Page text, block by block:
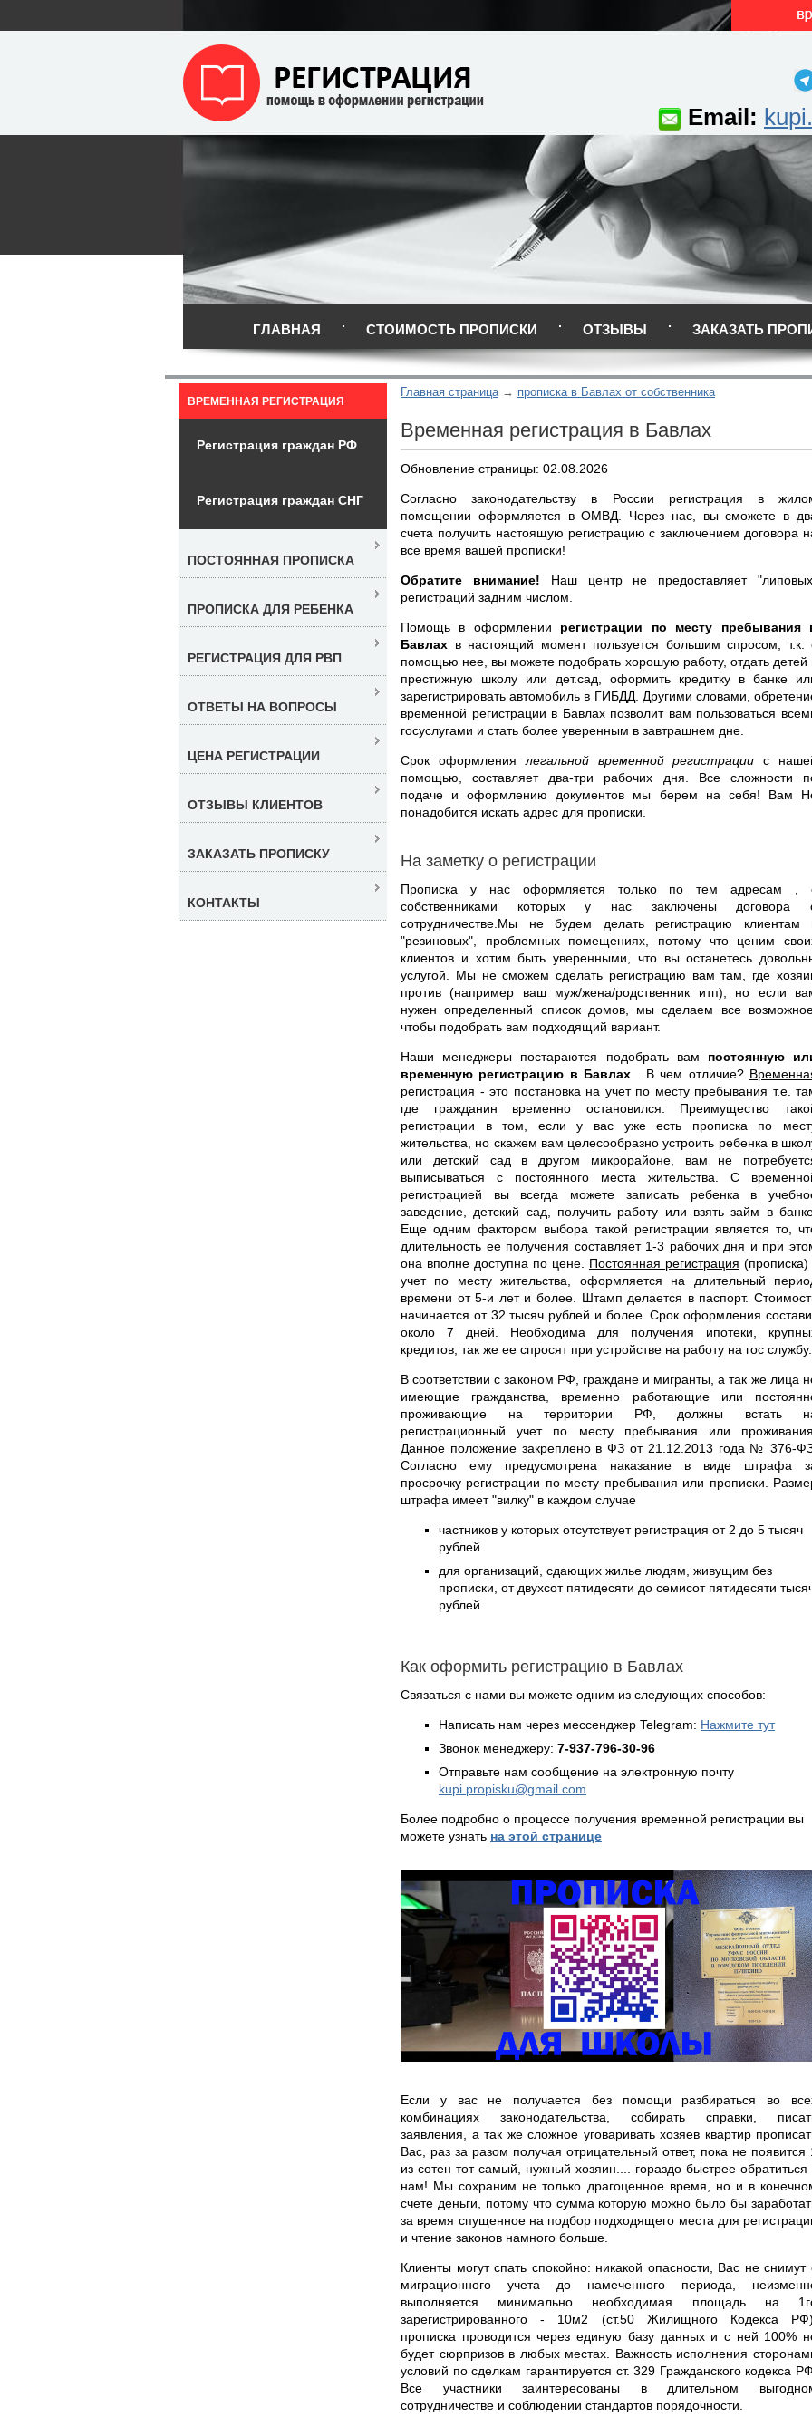
Email:
ГЛАВНАЯ СТОИМОСТЬ ПРОПИСКИ ОТЗЫВЫ ЗАКАЗАТЬ
Главная страница прописка в Бавлах от собственника
Временная регистрация в Бавлах
Обновление страницы: 02.08.2026
Согласно законодательству в России регистрация в
помещении оформляется в ОМВД. Через нас, вы сможете в
счета получить настоящую регистрацию с заключением договора
все время вашей прописки!
Обратите внимание! Наш центр не предоставляет
регистраций задним числом.
Помощь в оформлении регистрации по месту пребывания
Бавлах в настоящий момент пользуется большим спросом, т.к.
помощью нее, вы можете подобрать хорошую работу, отдать детей
престижную школу или дет.сад, оформить кредитку в банке
зарегистрировать автомобиль в ГИБДД. Другими словами,
временной регистрации в Бавлах позволит вам пользоваться
госуслугами и стать более уверенным в завтрашнем дне.
Срок оформления легальной временной регистрациис
помощью, составляет два-три рабочих дня. Все сложности
подаче и оформлению документов мы берем на себя! Вам
понадобится искать адрес для прописки.
На заметку о регистрации
Прописка у нас оформляется только по тем адресам ,
собственниками которых у нас заключены договора
сотрудничестве.Мы не будем делать регистрацию клиентам
"резиновых", проблемных помещениях, потому что ценим
клиентов и хотим быть уверенными, что вы останетесь
услугой. Мы не сможем сделать регистрацию вам там, где
против (например ваш муж/жена/родственник итп), но если
нужен определенный список домов, мы сделаем все
чтобы подобрать вам подходящий вариант.
Наши менеджеры постараются подобрать вам постоянную
временную регистрацию в Бавлах
. В чем отличие?
регистрация - это постановка на учет по месту пребывания т.е.
где гражданин временно остановился. Преимущество
регистрации в том, если у вас уже есть прописка по
жительства, но скажем вам целесообразно устроить ребенка в
или детский сад в другом микрорайоне, вам не
выписываться с постоянного места жительства. С
регистрацией вы всегда можете записать ребенка в
заведение, детский сад, получить работу или взять займ в
Еще одним фактором выбора такой регистрации является то,
длительность ее получения составляет 1-3 рабочих дня и при
она вполне доступна по цене. Постоянная регистрация (прописка)
учет по месту жительства, оформляется на длительный
времени от 5-и лет и более. Штамп делается в паспорт.
начинается от 32 тысяч рублей и более. Срок оформления
около 7 дней. Необходима для получения ипотеки,
кредитов, так же ее спросят при устройстве на работу на гос службу.
В соответствии с законом РФ, граждане и мигранты, а так же лица
имеющие гражданства, временно работающие или
проживающие на территории РФ, должны встать
регистрационный учет по месту пребывания или проживания.
Данное положение закреплено в ФЗ от 21.12.2013 года № 376-
Согласно ему предусмотрена наказание в виде штрафа
просрочку регистрации по месту пребывания или прописки.
штрафа имеет "вилку" в каждом случае
частников у которых отсутствует регистрация от 2 до 5 тысяч
рублей
для организаций, сдающих жилье людям, живущим без
прописки, от двухсот пятидесяти до семисот пятидесяти
рублей.
Как оформить регистрацию в Бавлах
Связаться с нами вы можете одним из следующих способов:
Написать нам через мессенджер Telegram: Нажмите тут
Звонок менеджеру: 7-937-796-30-96
Отправьте нам сообщение на электронную почту
kupi.propisku@gmail.com
Более подробно о процессе получения временной регистрации вы
можете узнать на этой странице
Если у вас не получается без помощи разбираться во
комбинациях законодательства, собирать справки,
заявления, а так же сложное уговаривать хозяев квартир
Вас, раз за разом получая отрицательный ответ, пока не появится
из сотен тот самый, нужный хозяин.... гораздо быстрее обратиться
нам! Мы сохраним не только драгоценное время, но и в
счете деньги, потому что сумма которую можно было бы
за время спущенное на подбор подходящего места для
и чтение законов намного больше.
Клиенты могут спать спокойно: никакой опасности, Вас не снимут
миграционного учета до намеченного периода,
выполняется минимально необходимая площадь на
зарегистрированного - 10м2 (ст.50 Жилищного Кодекса РФ),
прописка проводится через единую базу данных и с ней 100%
будет сюрпризов в любых местах. Важность исполнения
условий по сделкам гарантируется ст. 329 Гражданского кодекса РФ.
Все участники заинтересованы в длительном
сотрудничестве и соблюдении стандартов порядочности.
ВРЕМЕННАЯ РЕГИСТРАЦИЯ
Регистрация граждан РФ
Регистрация граждан СНГ
ПОСТОЯННАЯ ПРОПИСКА
ПРОПИСКА ДЛЯ РЕБЕНКА
РЕГИСТРАЦИЯ ДЛЯ РВП
ОТВЕТЫ НА ВОПРОСЫ
ЦЕНА РЕГИСТРАЦИИ
ОТЗЫВЫ КЛИЕНТОВ
ЗАКАЗАТЬ ПРОПИСКУ
КОНТАКТЫ